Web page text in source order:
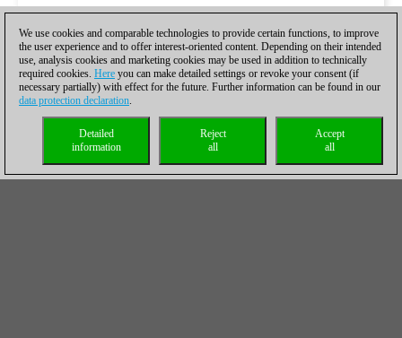
We use cookies and comparable technologies to provide certain functions, to improve
the user experience and to offer interest-oriented content. Depending on their intended
use, analysis cookies and marketing cookies may be used in addition to technically
required cookies. Here you can make detailed settings or revoke your consent (if
necessary partially) with effect for the future. Further information can be found in our
data protection declaration.
Accept
all
Reject
all
Detailed
information